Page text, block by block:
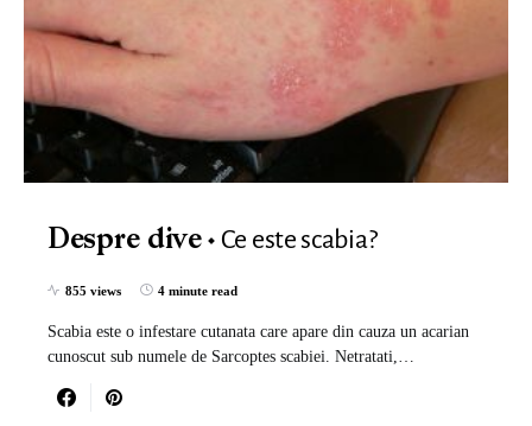
Despre dive Ce este scabia?
855 views 4 minute read
Scabia este o infestare cutanata care apare din cauza un acarian
cunoscut sub numele de Sarcoptes scabiei. Netratati,…